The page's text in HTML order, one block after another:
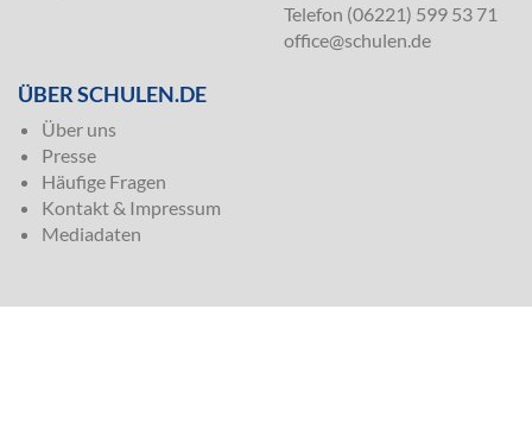
Telefon (06221) 599 53 71
office@schulen.de
ÜBER SCHULEN.DE
Über uns
Presse
Häufige Fragen
Kontakt & Impressum
Mediadaten